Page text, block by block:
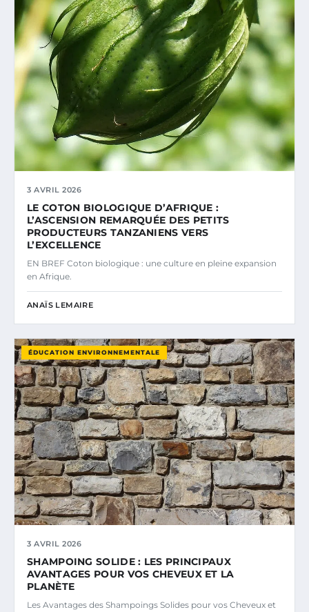
3 AVRIL 2026
LE COTON BIOLOGIQUE D’AFRIQUE :
L’ASCENSION REMARQUÉE DES PETITS
PRODUCTEURS TANZANIENS VERS
L’EXCELLENCE
EN BREF Coton biologique : une culture en pleine expansion
en Afrique.
ANAÏS LEMAIRE
ÉDUCATION ENVIRONNEMENTALE
3 AVRIL 2026
SHAMPOING SOLIDE : LES PRINCIPAUX
AVANTAGES POUR VOS CHEVEUX ET LA
PLANÈTE
Les Avantages des Shampoings Solides pour vos Cheveux et